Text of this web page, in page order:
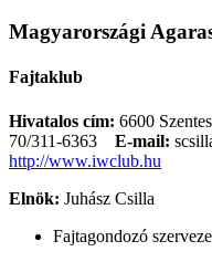
Magyarországi
Fajtaklub
Hivatalos cím: 6600
70/311-6363
E-mail:
http://www.iwclub.hu
Elnök: Juhász Csilla
Fajtagondozó